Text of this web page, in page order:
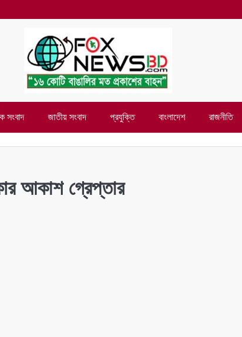
সংবাদ জাতীয় সংবাদ প্রযুক্তি বাংলাদেশ রাজনীতি
আকাশ গ্রেপ্তার